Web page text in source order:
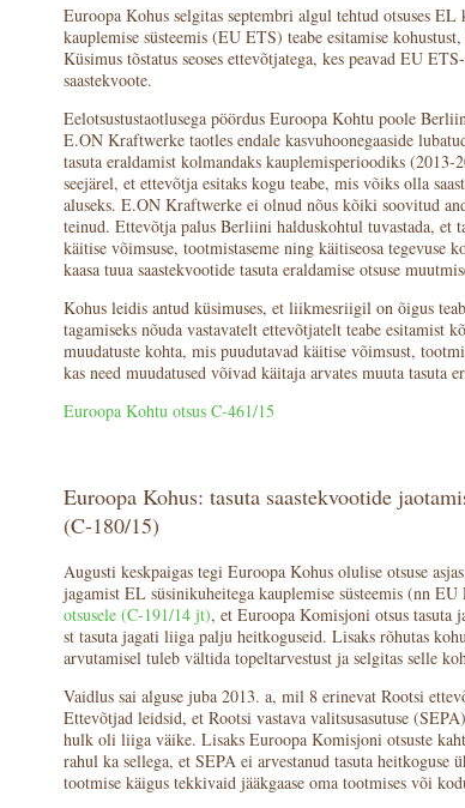
Euroopa Kohus selgitas septembri algul tehtud otsuses EL
kauplemise süsteemis (EU ETS) teabe esitamise
Küsimus tõstatus seoses ettevõtjatega, kes peavad EU
saastekvoote.
Eelotsustustaotlusega pöördus Euroopa Kohtu poole
E.ON Kraftwerke taotles endale kasvuhoonegaaside
tasuta eraldamist kolmandaks kauplemisperioodiks (2013-
seejärel, et ettevõtja esitaks kogu teabe, mis võiks olla
aluseks. E.ON Kraftwerke ei olnud nõus kõiki soovitud
teinud. Ettevõtja palus Berliini halduskohtul tuvastada, et
käitise võimsuse, tootmistaseme ning käitiseosa tegevuse
kaasa tuua saastekvootide tasuta eraldamise otsuse
Kohus leidis antud küsimuses, et liikmesriigil on õigus
tagamiseks nõuda vastavatelt ettevõtjatelt teabe esitamist
muudatuste kohta, mis puudutavad käitise võimsust,
kas need muudatused võivad käitaja arvates muuta tasuta
Euroopa Kohtu otsus C-461/15
Euroopa Kohus: tasuta saastekvootide
(C‑180/15)
Augusti keskpaigas tegi Euroopa Kohus olulise otsuse
jagamist EL süsinikuheitega kauplemise süsteemis (nn
otsusele (C-191/14 jt), et Euroopa Komisjoni otsus tasuta
st tasuta jagati liiga palju heitkoguseid. Lisaks rõhutas
arvutamisel tuleb vältida topeltarvestust ja selgitas selle
Vaidlus sai alguse juba 2013. a, mil 8 erinevat Rootsi
Ettevõtjad leidsid, et Rootsi vastava valitsusasutuse
hulk oli liiga väike. Lisaks Euroopa Komisjoni otsuste
rahul ka sellega, et SEPA ei arvestanud tasuta heitkoguse
tootmise käigus tekkivaid jääkgaase oma tootmises või